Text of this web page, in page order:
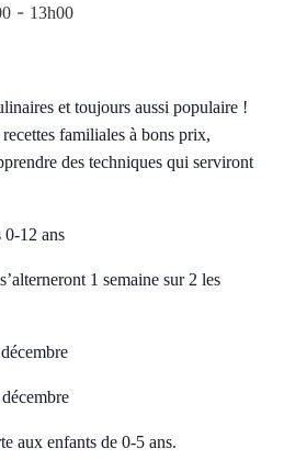
- 13h00
et toujours aussi populaire !
familiales à bons prix,
des techniques qui serviront
0-12 ans
1 semaine sur 2 les
aux enfants de 0-5 ans.